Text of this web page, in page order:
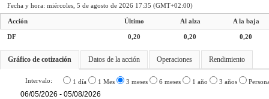
Fecha y hora: miércoles, 5 de agosto de 2026 17:35 (GMT+02:00)
Acción Último Al alza A la baja
DF 0,20 0,20 0,20
Gráfico de cotización Datos de la acción Operaciones Rendimiento
Intervalo: 1 día 1 Mes 3 meses 6 meses 1 año 3 años
06/05/2026 - 05/08/2026